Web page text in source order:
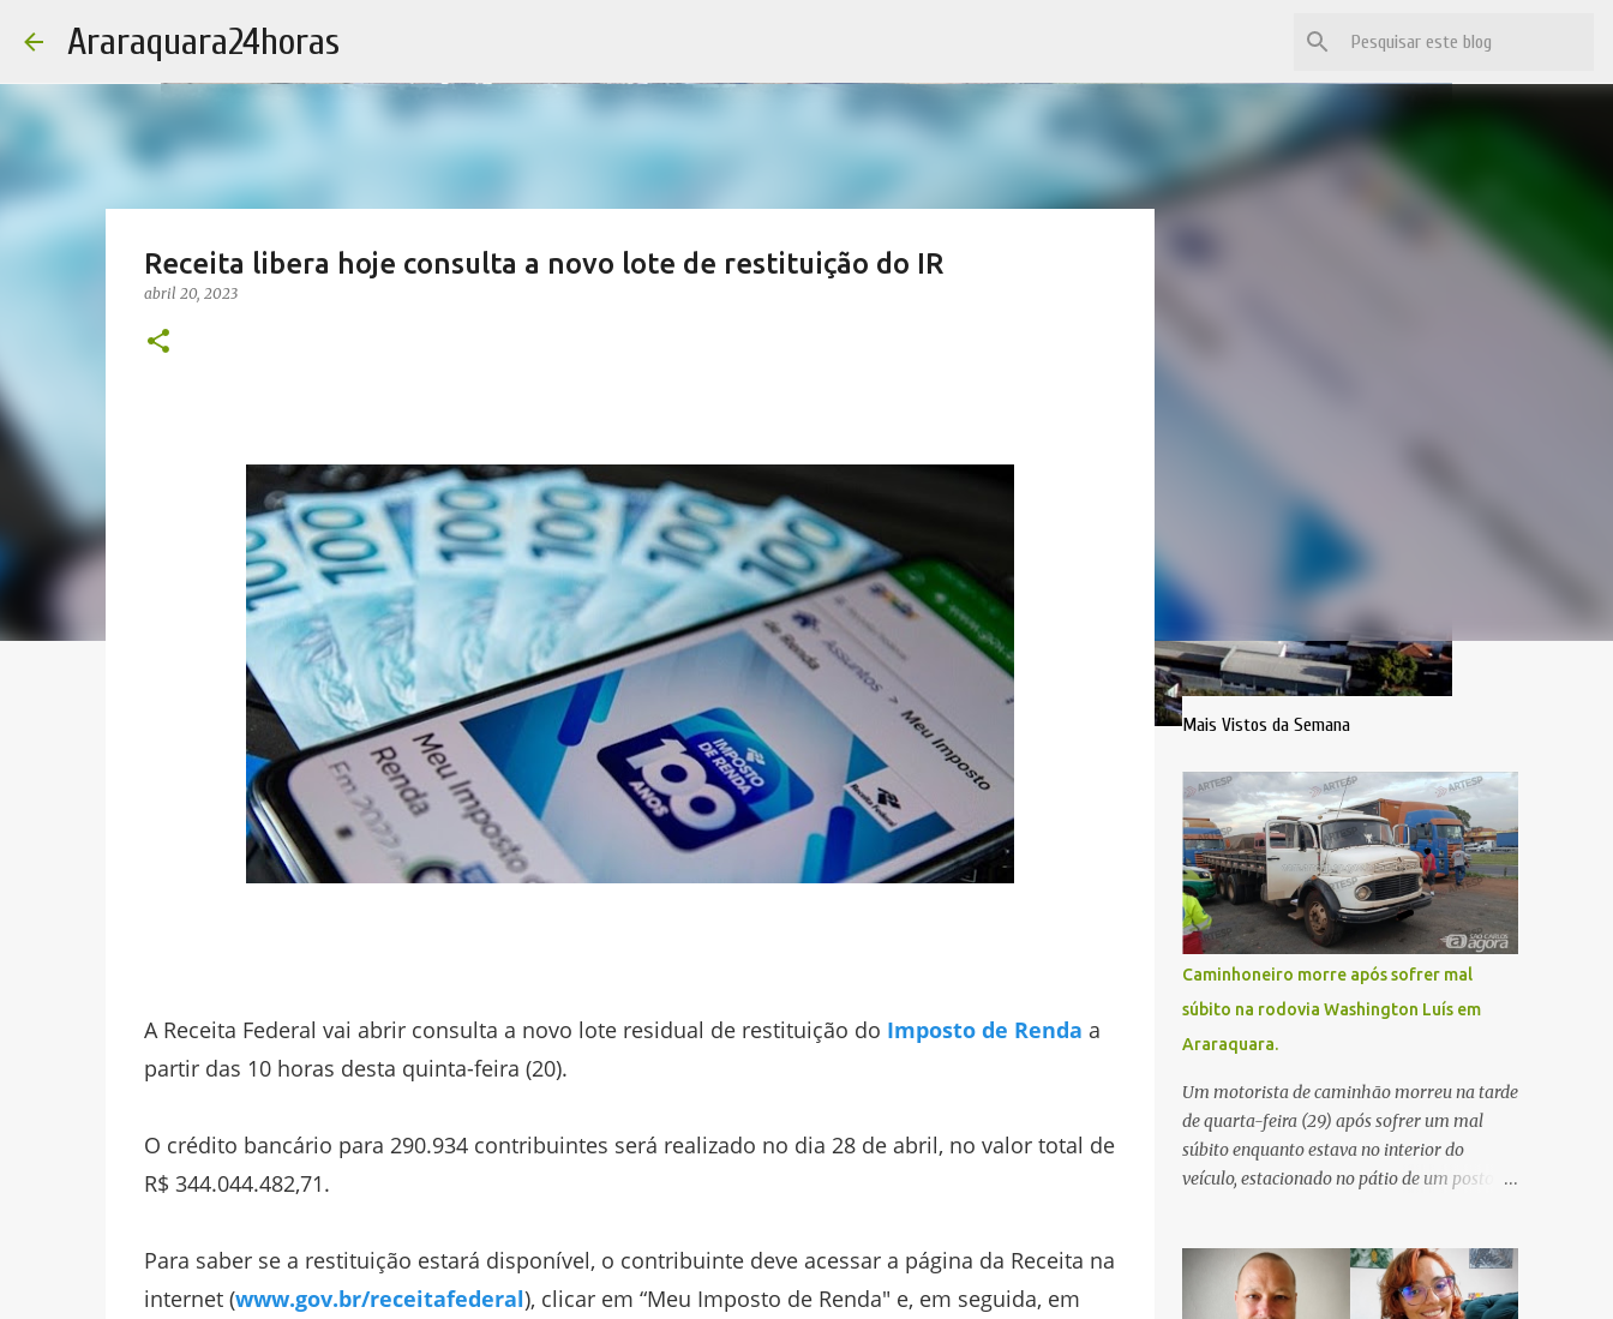
Araraquara24horas
Receita libera hoje consulta a novo lote de restituição do IR
abril 20, 2023
A Receita Federal vai abrir consulta a novo lote residual de restituição do Imposto de Renda a
partir das 10 horas desta quinta-feira (20).
O crédito bancário para 290.934 contribuintes será realizado no dia 28 de abril, no valor total de
R$ 344.044.482,71.
Para saber se a restituição estará disponível, o contribuinte deve acessar a página da Receita na
internet (www.gov.br/receitafederal), clicar em “Meu Imposto de Renda" e, em seguida, em
Mais Vistos da Semana
Caminhoneiro morre após sofrer mal
súbito na rodovia Washington Luís em
Araraquara.
Um motorista de caminhão morreu na tarde
de quarta-feira (29) após sofrer um mal
súbito enquanto estava no interior do
veículo, estacionado no pátio de um posto de
Araraquara. De acordo com informações da
Artesp, a concessionária foi acionada por